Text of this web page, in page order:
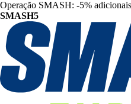
Operação SMASH: -5%
SMASH5